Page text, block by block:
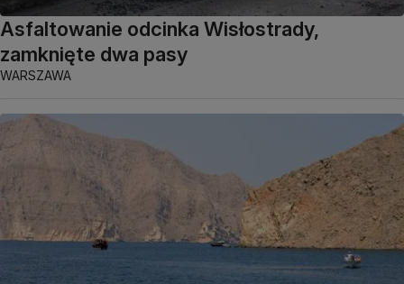
Asfaltowanie odcinka Wisłostrady,
zamknięte dwa pasy
WARSZAWA